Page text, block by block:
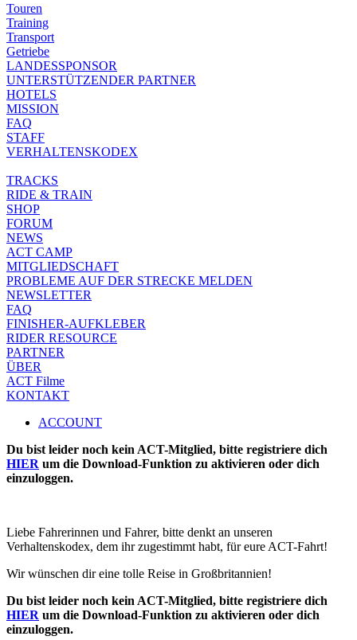
Touren
Training
Transport
Getriebe
LANDESSPONSOR
UNTERSTÜTZENDER PARTNER
HOTELS
MISSION
FAQ
STAFF
VERHALTENSKODEX
TRACKS
RIDE & TRAIN
SHOP
FORUM
NEWS
ACT CAMP
MITGLIEDSCHAFT
PROBLEME AUF DER STRECKE MELDEN
NEWSLETTER
FAQ
FINISHER-AUFKLEBER
RIDER RESOURCE
PARTNER
ÜBER
ACT Filme
KONTAKT
ACCOUNT
Du bist leider noch kein ACT-Mitglied, bitte registriere dich
HIER um die Download-Funktion zu aktivieren oder dich
einzuloggen.
Liebe Fahrerinnen und Fahrer, bitte denkt an unseren
Verhaltenskodex, dem ihr zugestimmt habt, für eure ACT-Fahrt!
Wir wünschen dir eine tolle Reise in Großbritannien!
Du bist leider noch kein ACT-Mitglied, bitte registriere dich
HIER um die Download-Funktion zu aktivieren oder dich
einzuloggen.